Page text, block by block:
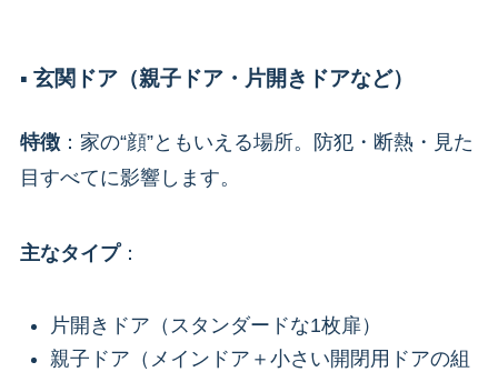
▪️ 玄関ドア（親子ドア・片開きドアなど）
特徴：家の“顔”ともいえる場所。防犯・断熱・見た
目すべてに影響します。
主なタイプ：
片開きドア（スタンダードな1枚扉）
親子ドア（メインドア＋小さい開閉用ドアの組